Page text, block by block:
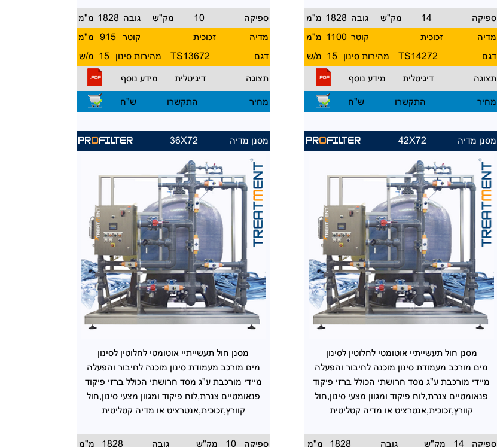
מ"מ 1828 גובה מק"ש 10
ספיקה
מ"מ
915 קוטר זכוכית
מדיה
מ/ש 15 מהירות סינון TS13672 דגם
מידע נוסף דיגיטלית תצוגה
ש"ח התקשרו מחיר
מ"מ 1828 גובה מק"ש 14
ספיקה
מ"מ 1100 קוטר זכוכית
מדיה
מ/ש 15 מהירות סינון TS14272 דגם
מידע נוסף דיגיטלית תצוגה
ש"ח התקשרו מחיר
PROFILTER 36X72 מסנן מדיה
מסנן חול תעשייתיי אוטומטי לחלוטין לסינון
מים מורכב מעמודת סינון מוכנה לחיבור והפעלה
מיידי מורכבת ע"ג מסד חרושתי הכולל ברזי פיקוד
פנאומטיים צנרת,לוח פיקוד ומגוון מצעי סינון,חול
קוורץ,זכוכית,אנטרציט או מדיה קטליטית
מ"מ 1828 גובה מק"ש 10 ספיקה
PROFILTER 42X72 מסנן מדיה
מסנן חול תעשייתיי אוטומטי לחלוטין לסינון
מים מורכב מעמודת סינון מוכנה לחיבור והפעלה
מיידי מורכבת ע"ג מסד חרושתי הכולל ברזי פיקוד
פנאומטיים צנרת,לוח פיקוד ומגוון מצעי סינון,חול
קוורץ,זכוכית,אנטרציט או מדיה קטליטית
מ"מ 1828 גובה מק"ש 14 ספיקה